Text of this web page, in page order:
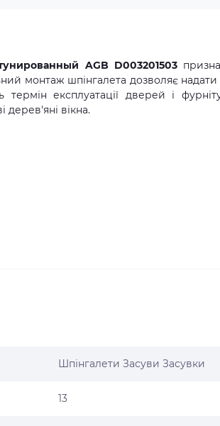
AGB D003201503
монтаж шпінгалета дозволяє надати
експлуатації дверей і
дерев'яні вікна.
Шпінгалети Засуви Засувки
13